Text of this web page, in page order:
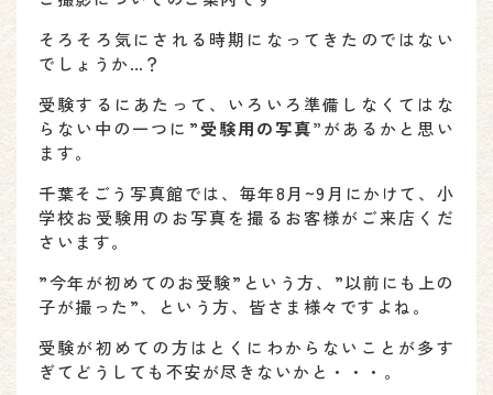
そろそろ気にされる時期になってきたのではない
でしょうか…？
受験するにあたって、いろいろ準備しなくてはな
らない中の一つに”受験用の写真”があるかと思い
ます。
千葉そごう写真館では、毎年8月~9月にかけて、小
学校お受験用のお写真を撮るお客様がご来店くだ
さいます。
”今年が初めてのお受験”という方、”以前にも上の
子が撮った”、という方、皆さま様々ですよね。
受験が初めての方はとくにわからないことが多す
ぎてどうしても不安が尽きないかと・・・。